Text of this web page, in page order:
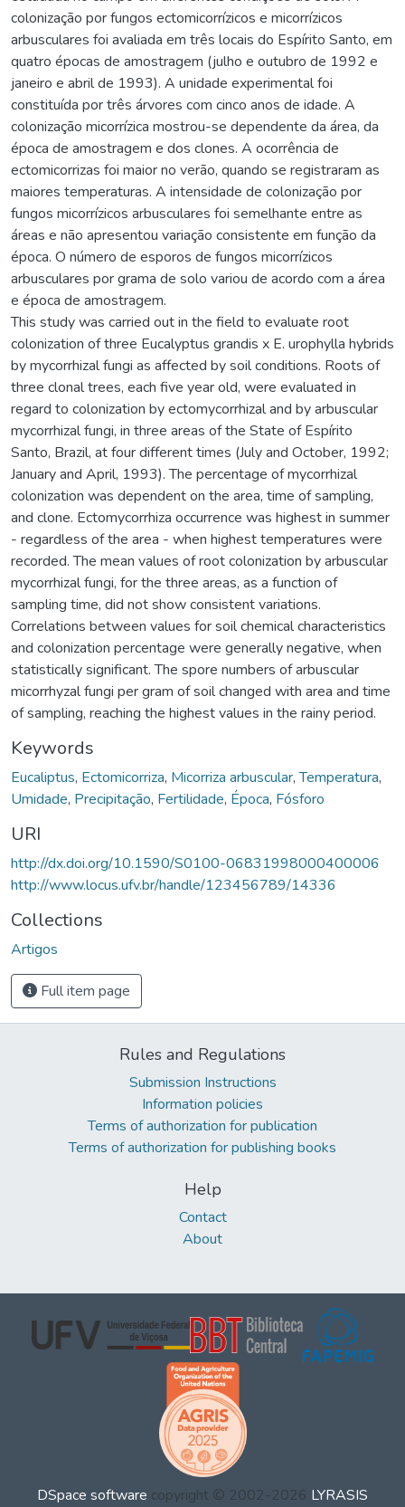
colonização por fungos ectomicorrízicos e micorrízicos
arbusculares foi avaliada em três locais do Espírito Santo, em
quatro épocas de amostragem (julho e outubro de 1992 e
janeiro e abril de 1993). A unidade experimental foi
constituída por três árvores com cinco anos de idade. A
colonização micorrízica mostrou-se dependente da área, da
época de amostragem e dos clones. A ocorrência de
ectomicorrizas foi maior no verão, quando se registraram as
maiores temperaturas. A intensidade de colonização por
fungos micorrízicos arbusculares foi semelhante entre as
áreas e não apresentou variação consistente em função da
época. O número de esporos de fungos micorrízicos
arbusculares por grama de solo variou de acordo com a área
e época de amostragem.
This study was carried out in the field to evaluate root
colonization of three Eucalyptus grandis x E. urophylla hybrids
by mycorrhizal fungi as affected by soil conditions. Roots of
three clonal trees, each five year old, were evaluated in
regard to colonization by ectomycorrhizal and by arbuscular
mycorrhizal fungi, in three areas of the State of Espírito
Santo, Brazil, at four different times (July and October, 1992;
January and April, 1993). The percentage of mycorrhizal
colonization was dependent on the area, time of sampling,
and clone. Ectomycorrhiza occurrence was highest in summer
- regardless of the area - when highest temperatures were
recorded. The mean values of root colonization by arbuscular
mycorrhizal fungi, for the three areas, as a function of
sampling time, did not show consistent variations.
Correlations between values for soil chemical characteristics
and colonization percentage were generally negative, when
statistically significant. The spore numbers of arbuscular
micorrhyzal fungi per gram of soil changed with area and time
of sampling, reaching the highest values in the rainy period.
Keywords
Eucaliptus, Ectomicorriza, Micorriza arbuscular,Temperatura,
Umidade, Precipitação, Fertilidade, Época, Fósforo
URI
http://dx.doi.org/10.1590/S0100-06831998000400006
http://www.locus.ufv.br/handle/123456789/14336
Collections
Artigos
Full item page
Rules and Regulations
Submission Instructions
Information policies
Terms of authorization for publication
Terms of authorization for publishing books
Help
Contact
About
DSpace software copyright © 2002-2026 LYRASIS